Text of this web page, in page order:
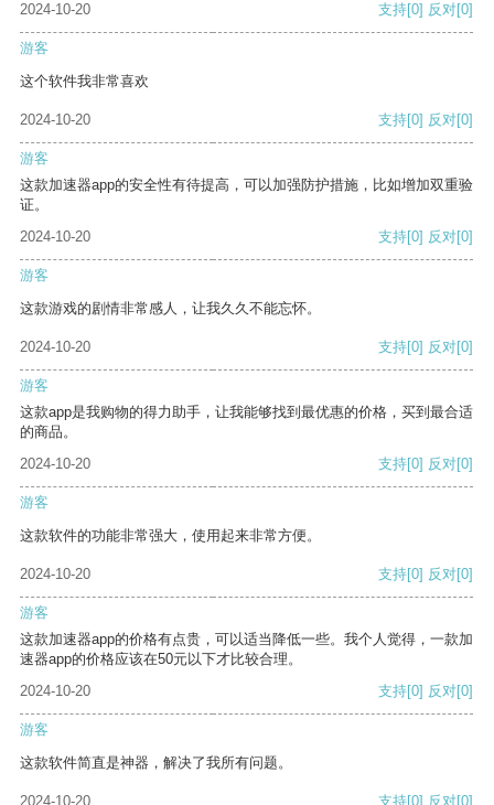
2024-10-20 支持[0] 反对[0]
游客
这个软件我非常喜欢
2024-10-20 支持[0] 反对[0]
游客
这款加速器app的安全性有待提高，可以加强防护措施，比如增加双重验
证。
2024-10-20
支持[0] 反对[0]
游客
这款游戏的剧情非常感人，让我久久不能忘怀。
2024-10-20 支持[0] 反对[0]
游客
这款app是我购物的得力助手，让我能够找到最优惠的价格，买到最合适
的商品。
2024-10-20
支持[0] 反对[0]
游客
这款软件的功能非常强大，使用起来非常方便。
2024-10-20 支持[0] 反对[0]
游客
这款加速器app的价格有点贵，可以适当降低一些。我个人觉得，一款加
速器app的价格应该在50元以下才比较合理。
2024-10-20
支持[0] 反对[0]
游客
这款软件简直是神器，解决了我所有问题。
2024-10-20 支持[0] 反对[0]